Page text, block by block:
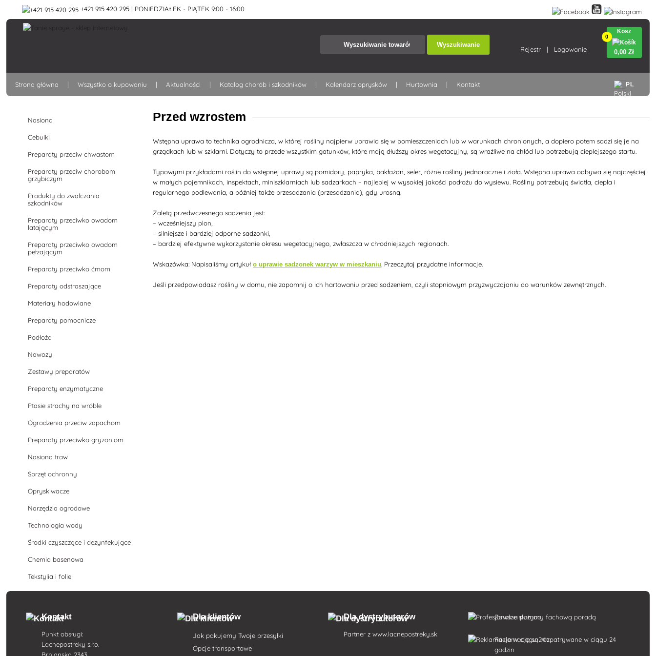
+421 915 420 295 | PONIEDZIAŁEK - PIĄTEK 9:00 - 16:00
Wyszukiwanie
Rejestr Logowanie
0
Kosz
0,00 Zł
PL
Strona główna Wszystko o kupowaniu Aktualności Katalog chorób i szkodników Kalendarz oprysków Hurtownia Kontakt
Nasiona
Cebulki
Preparaty przeciw chwastom
Preparaty przeciw chorobom
grzybiczym
Produkty do zwalczania
szkodników
Preparaty przeciwko owadom
latającym
Preparaty przeciwko owadom
pełzającym
Preparaty przeciwko ćmom
Preparaty odstraszające
Materiały hodowlane
Preparaty pomocnicze
Podłoża
Nawozy
Zestawy preparatów
Preparaty enzymatyczne
Ptasie strachy na wróble
Ogrodzenia przeciw zapachom
Preparaty przeciwko gryzoniom
Nasiona traw
Sprzęt ochronny
Opryskiwacze
Narzędzia ogrodowe
Technologia wody
Środki czyszczące i dezynfekujące
Chemia basenowa
Tekstylia i folie
Przed wzrostem
Wstępna uprawa to technika ogrodnicza, w której rośliny najpierw uprawia się w pomieszczeniach lub w warunkach chronionych, a dopiero potem sadzi się je na
grządkach lub w szklarni. Dotyczy to przede wszystkim gatunków, które mają dłuższy okres wegetacyjny, są wrażliwe na chłód lub potrzebują cieplejszego startu.
Typowymi przykładami roślin do wstępnej uprawy są pomidory, papryka, bakłażan, seler, różne rośliny jednoroczne i zioła. Wstępna uprawa odbywa się najczęściej
w małych pojemnikach, inspektach, miniszklarniach lub sadzarkach – najlepiej w wysokiej jakości podłożu do wysiewu. Rośliny potrzebują światła, ciepła i
regularnego podlewania, a później także przesadzania (przesadzania), gdy urosną.
Zaletą przedwczesnego sadzenia jest:
– wcześniejszy plon,
– silniejsze i bardziej odporne sadzonki,
– bardziej efektywne wykorzystanie okresu wegetacyjnego, zwłaszcza w chłodniejszych regionach.
Wskazówka: Napisaliśmy artykuło uprawie sadzonek warzyw w mieszkaniu. Przeczytaj przydatne informacje.
Jeśli przedpowiadasz rośliny w domu, nie zapomnij o ich hartowaniu przed sadzeniem, czyli stopniowym przyzwyczajaniu do warunków zewnętrznych.
Kontakt
Punkt obsługi:
Lacnepostreky s.r.o.
Dla klientów
Jak pakujemy Twoje przesyłki
Opcje transportowe
Dla dystrybutorów
Partner zwww.lacnepostreky.sk
Zawsze służymy fachową poradą
Reklamacje są rozpatrywane w ciągu 24
godzin